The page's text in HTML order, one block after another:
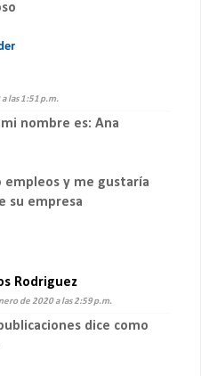
las 1:51 p.m.
nombre es: Ana
empleos y me gustaría
su empresa
Rodriguez
de 2020 a las 2:59 p.m.
dice como